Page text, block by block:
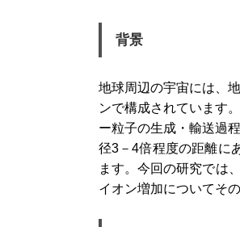
背景
地球周辺の宇宙には、
ンで構成されています
ー粒子の生成・輸送過
径3－4倍程度の距離に
ます。今回の研究では
イオン増加についてそ